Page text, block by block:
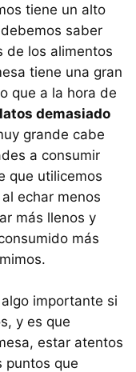
tiene un alto
saber
de los alimentos
tiene una gran
que a la hora de
demasiado
grande cabe
a consumir
que utilicemos
echar menos
más llenos y
más
importante si
y es que
estar atentos
puntos que